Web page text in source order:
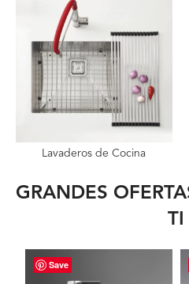
Lavaderos de Cocina
GRANDES
TI
Save